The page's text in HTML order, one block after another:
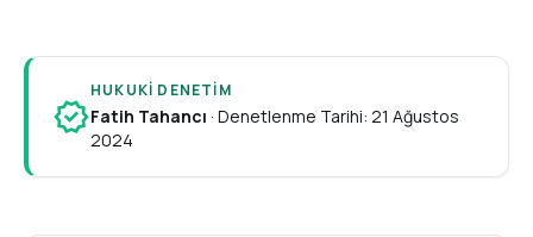
verified
HUKUKI DENETIM
Fatih Tahancı · Denetlenme Tarihi: 21 Ağustos
2024